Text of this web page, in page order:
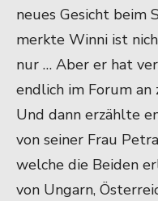
neues Gesicht beim
merkte Winni ist
nur … Aber er hat
endlich im Forum an
Und dann erzählte
von seiner Frau
welche die Beiden
von Ungarn,